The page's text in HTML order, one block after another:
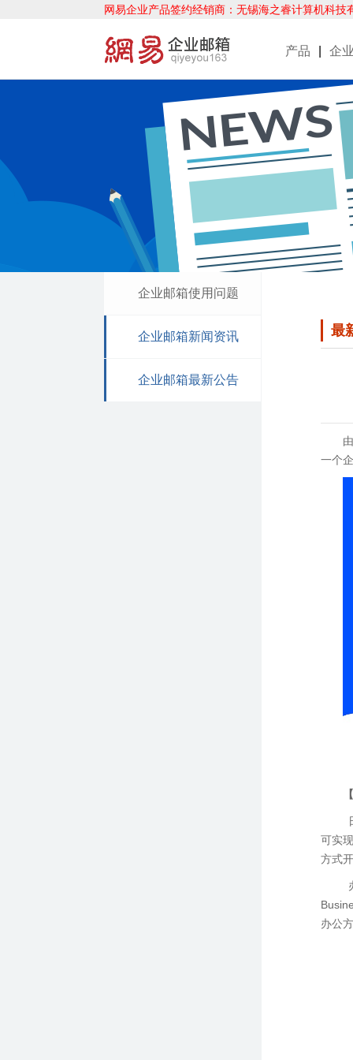
网易企业产品签约经销商：无锡海之睿计算机科技
产品 企
企业邮箱使用问题
企业邮箱新闻资讯
企业邮箱最新公告
最
一个
可实
方式
办公